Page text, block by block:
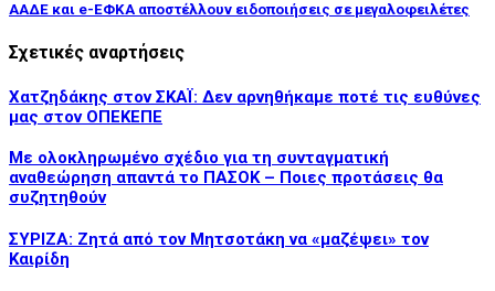
ΑΑΔΕ και e-ΕΦΚΑ αποστέλλουν ειδοποιήσεις σε μεγαλοφειλέτες
Σχετικές αναρτήσεις
Χατζηδάκης στον ΣΚΑΪ: Δεν αρνηθήκαμε ποτέ τις ευθύνες
μας στον ΟΠΕΚΕΠΕ
Με ολοκληρωμένο σχέδιο για τη συνταγματική
αναθεώρηση απαντά το ΠΑΣΟΚ – Ποιες προτάσεις θα
συζητηθούν
ΣΥΡΙΖΑ: Ζητά από τον Μητσοτάκη να «μαζέψει» τον
Καιρίδη